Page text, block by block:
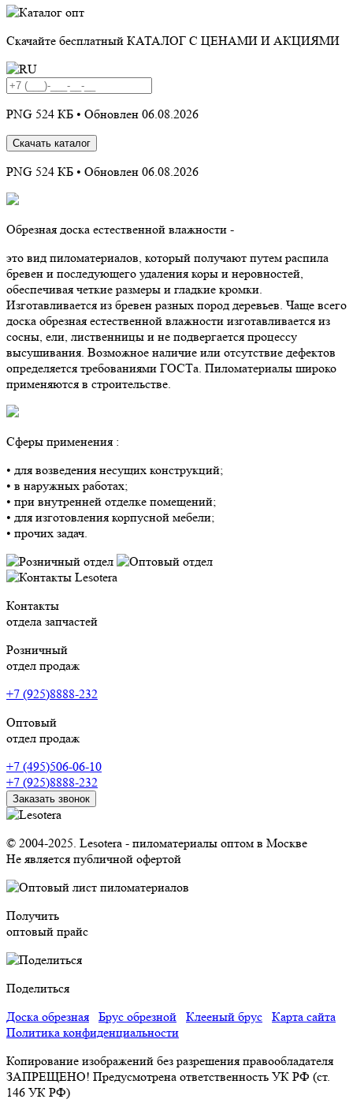
Скачайте бесплатный КАТАЛОГ С ЦЕНАМИ И АКЦИЯМИ
PNG 524 КБ • Обновлен 06.08.2026
Скачать каталог
PNG 524 КБ • Обновлен 06.08.2026
Обрезная доска естественной влажности -
это вид пиломатериалов, который получают путем распила
бревен и последующего удаления коры и неровностей,
обеспечивая четкие размеры и гладкие кромки.
Изготавливается из бревен разных пород деревьев. Чаще всего
доска обрезная естественной влажности изготавливается из
сосны, ели, лиственницы и не подвергается процессу
высушивания. Возможное наличие или отсутствие дефектов
определяется требованиями ГОСТа. Пиломатериалы широко
применяются в строительстве.
Сферы применения :
• для возведения несущих конструкций;
• в наружных работах;
• при внутренней отделке помещений;
• для изготовления корпусной мебели;
• прочих задач.
Контакты
отдела запчастей
Розничный
отдел продаж
+7 (925)8888-232
Оптовый
отдел продаж
+7 (495)506-06-10
+7 (925)8888-232
Заказать звонок
© 2004-2025. Lesotera - пиломатериалы оптом в Москве
Не является публичной офертой
Получить
оптовый прайс
Поделиться
Доска обрезная
Брус обрезной Клееный брус
Карта сайта
Политика конфиденциальности
Копирование изображений без разрешения правообладателя
ЗАПРЕЩЕНО! Предусмотрена ответственность УК РФ (ст.
146 УК РФ)